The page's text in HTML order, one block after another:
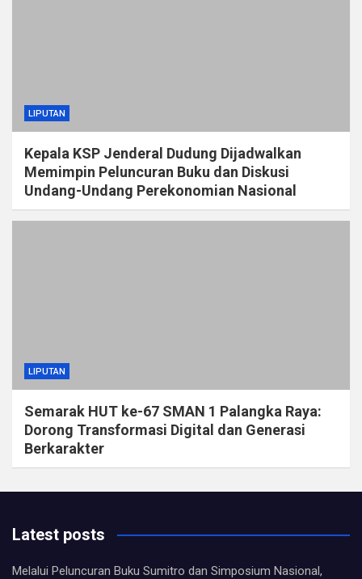
LIPUTAN
Kepala KSP Jenderal Dudung Dijadwalkan
Memimpin Peluncuran Buku dan Diskusi
Undang-Undang Perekonomian Nasional
LIPUTAN
Semarak HUT ke-67 SMAN 1 Palangka Raya:
Dorong Transformasi Digital dan Generasi
Berkarakter
Latest posts
Melalui Peluncuran Buku Sumitro dan Simposium Nasional,